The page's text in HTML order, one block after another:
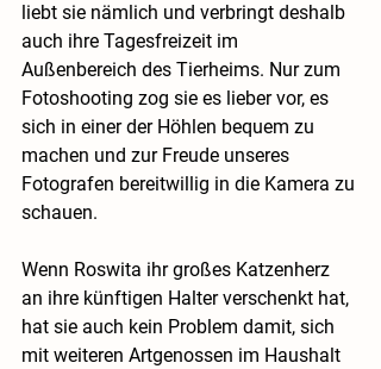
liebt sie nämlich und verbringt deshalb
auch ihre Tagesfreizeit im
Außenbereich des Tierheims. Nur zum
Fotoshooting zog sie es lieber vor, es
sich in einer der Höhlen bequem zu
machen und zur Freude unseres
Fotografen bereitwillig in die Kamera zu
schauen.
Wenn Roswita ihr großes Katzenherz
an ihre künftigen Halter verschenkt hat,
hat sie auch kein Problem damit, sich
mit weiteren Artgenossen im Haushalt